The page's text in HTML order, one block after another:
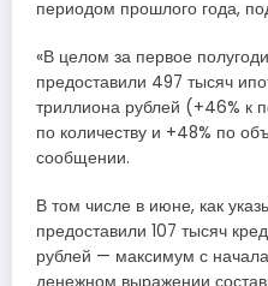
периодом прошлого года,
«В целом за первое
предоставили 497 тысяч
триллиона рублей (+46% к
по количеству и +48% по
сообщении.
В том числе в июне, как
предоставили 107 тысяч
рублей — максимум с